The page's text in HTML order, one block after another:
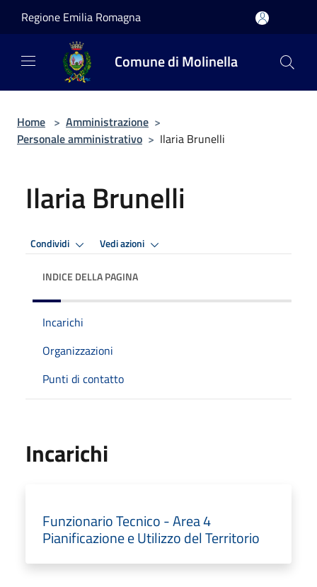
Regione Emilia Romagna
Comune di Molinella
Home > Amministrazione >
Personale amministrativo > Ilaria Brunelli
Ilaria Brunelli
Condividi Vedi azioni
INDICE DELLA PAGINA
Incarichi
Organizzazioni
Punti di contatto
Incarichi
Funzionario Tecnico - Area 4
Pianificazione e Utilizzo del Territorio